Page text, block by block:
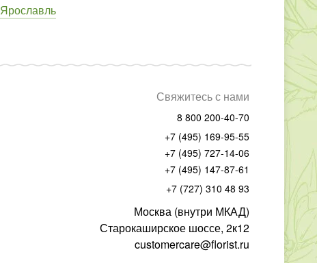
Ярославль
Свяжитесь с нами
8 800 200-40-70
+7 (495) 169-95-55
+7 (495) 727-14-06
+7 (495) 147-87-61
+7 (727) 310 48 93
Москва (внутри МКАД)
Старокаширское шоссе, 2к12
customercare@florist.ru